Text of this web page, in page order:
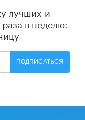
лучших и
раза в неделю:
ПОДПИСАТЬСЯ